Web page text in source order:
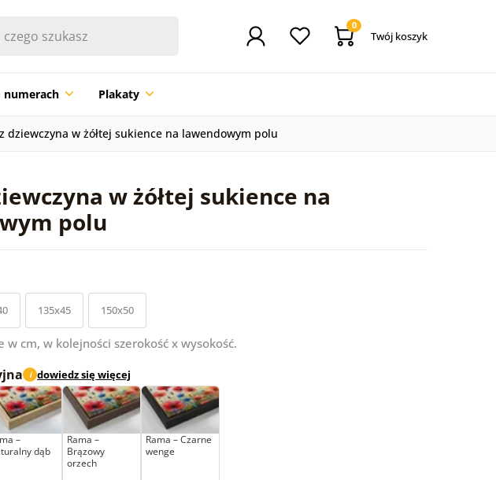
0
Twój koszyk
numerach Plakaty
dziewczyna w żółtej sukience na lawendowym polu
w żółtej sukience na
polu
135x45 150x50
cm, w kolejności szerokość x wysokość.
i dowiedz się więcej
–
dąb
Rama –
Brązowy
orzech
Rama – Czarne
wenge